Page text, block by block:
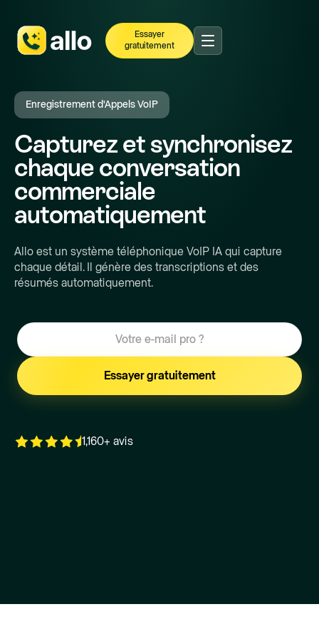
Essayer
gratuitement
Enregistrement d'Appels VoIP
Capturez et synchronisez
chaque conversation
commerciale
automatiquement
Allo est un système téléphonique VoIP IA qui capture
chaque détail. Il génère des transcriptions et des
résumés automatiquement.
1,160+ avis